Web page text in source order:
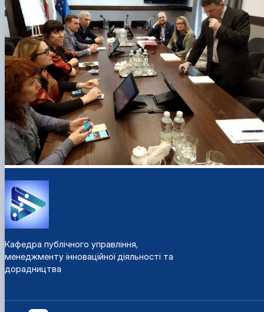
Кафедра публічного управління,
менеджменту інноваційної діяльності та
дорадництва